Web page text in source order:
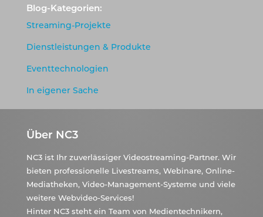
Blog-Kategorien:
Streaming-Projekte
Dienstleistungen & Produkte
Eventtechnologien
In eigener Sache
Über NC3
NC3 ist Ihr zuverlässiger Videostreaming-Partner. Wir
bieten professionelle Livestreams, Webinare, Online-
Mediatheken, Video-Management-Systeme und viele
weitere Webvideo-Services!
Hinter NC3 steht ein Team von Medientechnikern,